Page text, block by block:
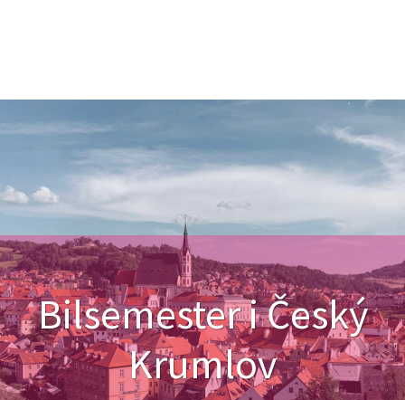
Bilsemester i Český
Krumlov